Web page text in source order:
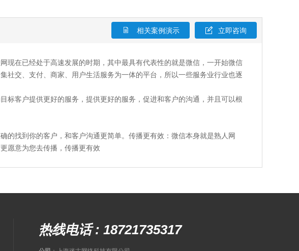
相关案例演示 立即咨询
现在已经处于高速发展的时期，其中最具有代表性的就是微信，一开始微信
社交、支付、商家、用户生活服务为一体的平台，所以一些服务业行业也逐
标客户提供更好的服务，提供更好的服务，促进和客户的沟通，并且可以根
的找到你的客户，和客户沟通更简单。传播更有效：微信本身就是熟人网
愿意为您去传播，传播更有效
热线电话 : 18721735317